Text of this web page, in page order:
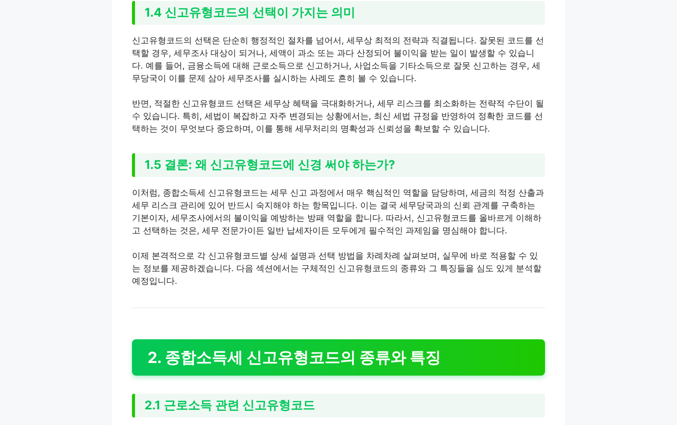
1.4 신고유형코드의 선택이 가지는 의미
신고유형코드의 선택은 단순히 행정적인 절차를 넘어서, 세무상 최적의 전략과 직결됩니다. 잘못된 코드를 선
택할 경우, 세무조사 대상이 되거나, 세액이 과소 또는 과다 산정되어 불이익을 받는 일이 발생할 수 있습니
다. 예를 들어, 금융소득에 대해 근로소득으로 신고하거나, 사업소득을 기타소득으로 잘못 신고하는 경우, 세
무당국이 이를 문제 삼아 세무조사를 실시하는 사례도 흔히 볼 수 있습니다.
반면, 적절한 신고유형코드 선택은 세무상 혜택을 극대화하거나, 세무 리스크를 최소화하는 전략적 수단이 될
수 있습니다. 특히, 세법이 복잡하고 자주 변경되는 상황에서는, 최신 세법 규정을 반영하여 정확한 코드를 선
택하는 것이 무엇보다 중요하며, 이를 통해 세무처리의 명확성과 신뢰성을 확보할 수 있습니다.
1.5 결론: 왜 신고유형코드에 신경 써야 하는가?
이처럼, 종합소득세 신고유형코드는 세무 신고 과정에서 매우 핵심적인 역할을 담당하며, 세금의 적정 산출과
세무 리스크 관리에 있어 반드시 숙지해야 하는 항목입니다. 이는 결국 세무당국과의 신뢰 관계를 구축하는
기본이자, 세무조사에서의 불이익을 예방하는 방패 역할을 합니다. 따라서, 신고유형코드를 올바르게 이해하
고 선택하는 것은, 세무 전문가이든 일반 납세자이든 모두에게 필수적인 과제임을 명심해야 합니다.
이제 본격적으로 각 신고유형코드별 상세 설명과 선택 방법을 차례차례 살펴보며, 실무에 바로 적용할 수 있
는 정보를 제공하겠습니다. 다음 섹션에서는 구체적인 신고유형코드의 종류와 그 특징들을 심도 있게 분석할
예정입니다.
2. 종합소득세 신고유형코드의 종류와 특징
2.1 근로소득 관련 신고유형코드